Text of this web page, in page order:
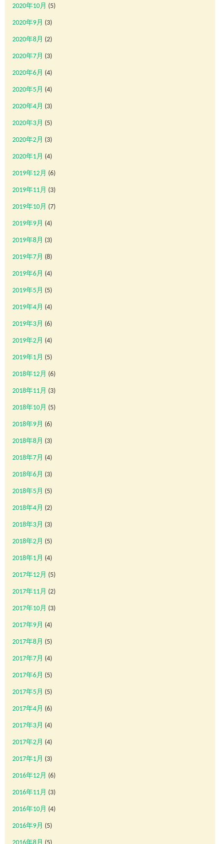
2020年10月 (5)
2020年9月 (3)
2020年8月 (2)
2020年7月 (3)
2020年6月 (4)
2020年5月 (4)
2020年4月 (3)
2020年3月 (5)
2020年2月 (3)
2020年1月 (4)
2019年12月 (6)
2019年11月 (3)
2019年10月 (7)
2019年9月 (4)
2019年8月 (3)
2019年7月 (8)
2019年6月 (4)
2019年5月 (5)
2019年4月 (4)
2019年3月 (6)
2019年2月 (4)
2019年1月 (5)
2018年12月 (6)
2018年11月 (3)
2018年10月 (5)
2018年9月 (6)
2018年8月 (3)
2018年7月 (4)
2018年6月 (3)
2018年5月 (5)
2018年4月 (2)
2018年3月 (3)
2018年2月 (5)
2018年1月 (4)
2017年12月 (5)
2017年11月 (2)
2017年10月 (3)
2017年9月 (4)
2017年8月 (5)
2017年7月 (4)
2017年6月 (5)
2017年5月 (5)
2017年4月 (6)
2017年3月 (4)
2017年2月 (4)
2017年1月 (3)
2016年12月 (6)
2016年11月 (3)
2016年10月 (4)
2016年9月 (5)